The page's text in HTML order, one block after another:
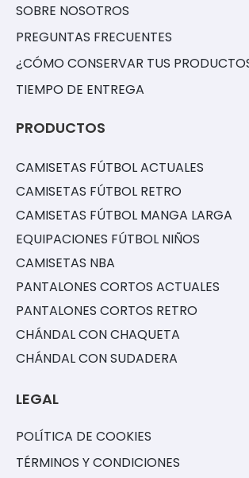
SOBRE NOSOTROS
PREGUNTAS FRECUENTES
¿CÓMO CONSERVAR TUS
TIEMPO DE ENTREGA
PRODUCTOS
CAMISETAS FÚTBOL ACTUALES
CAMISETAS FÚTBOL RETRO
CAMISETAS FÚTBOL MANGA LARGA
EQUIPACIONES FÚTBOL NIÑOS
CAMISETAS NBA
PANTALONES CORTOS ACTUALES
PANTALONES CORTOS RETRO
CHÁNDAL CON CHAQUETA
CHÁNDAL CON SUDADERA
LEGAL
POLÍTICA DE COOKIES
TÉRMINOS Y CONDICIONES